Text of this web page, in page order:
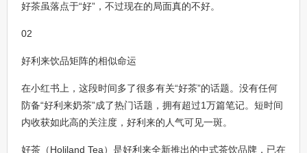
好茶虽落点于“好”，不过现在的局面真的不好。
02
好利来饮品矩阵的相似命运
在小红书上，这段时间多了很多有关“好茶”的话题。没有任何
防备“好利来奶茶”成了热门话题，拥有超过1万篇笔记。短时间
内收获如此高的关注度，好利来的人气可见一斑。
好茶（Holiland Tea）是好利来全新推出的中式茶饮品牌，已在